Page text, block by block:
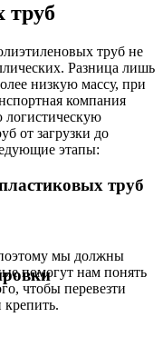
труб
труб не
Разница лишь
низкую массу, при
компания
логистическую
от загрузки до
этапы:
труб
мы должны
помогут нам понять
чтобы перевезти
крепить.